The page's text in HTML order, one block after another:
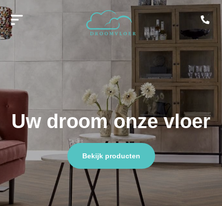
Uw droom onze vloer
Bekijk producten